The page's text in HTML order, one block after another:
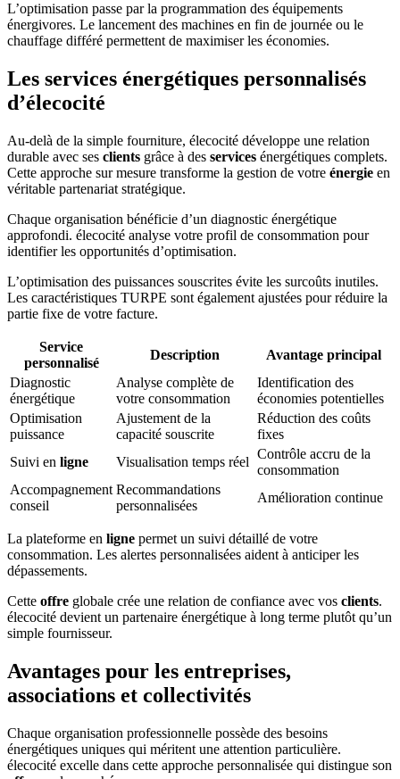
L’optimisation passe par la programmation des équipements
énergivores. Le lancement des machines en fin de journée ou le
chauffage différé permettent de maximiser les économies.
Les services énergétiques personnalisés
d’élecocité
Au-delà de la simple fourniture, élecocité développe une relation
durable avec ses clients grâce à des services énergétiques complets.
Cette approche sur mesure transforme la gestion de votre énergie en
véritable partenariat stratégique.
Chaque organisation bénéficie d’un diagnostic énergétique
approfondi. élecocité analyse votre profil de consommation pour
identifier les opportunités d’optimisation.
L’optimisation des puissances souscrites évite les surcoûts inutiles.
Les caractéristiques TURPE sont également ajustées pour réduire la
partie fixe de votre facture.
Service
personnalisé
Description
Avantage principal
Diagnostic
énergétique
Analyse complète de
votre consommation
Identification des
économies potentielles
Optimisation
puissance
Ajustement de la
capacité souscrite
Réduction des coûts
fixes
Suivi en ligne Visualisation temps réel
Contrôle accru de la
consommation
Accompagnement
conseil
Recommandations
personnalisées
Amélioration continue
La plateforme en ligne permet un suivi détaillé de votre
consommation. Les alertes personnalisées aident à anticiper les
dépassements.
Cette offre globale crée une relation de confiance avec vos clients.
élecocité devient un partenaire énergétique à long terme plutôt qu’un
simple fournisseur.
Avantages pour les entreprises,
associations et collectivités
Chaque organisation professionnelle possède des besoins
énergétiques uniques qui méritent une attention particulière.
élecocité excelle dans cette approche personnalisée qui distingue son